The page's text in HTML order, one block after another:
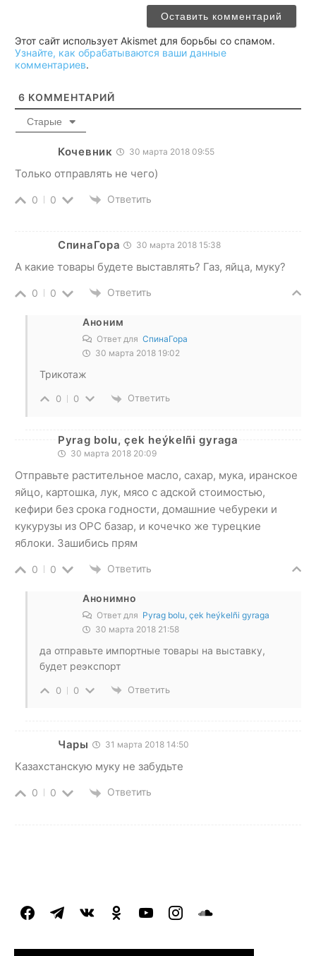
Этот сайт использует Akismet для борьбы со спамом.
Узнайте, как обрабатываются ваши данные
комментариев.
6 КОММЕНТАРИЙ
Старые
Кочевник 30 марта 2018 09:55
Только отправлять не чего)
0 0 Ответить
СпинаГора 30 марта 2018 15:38
А какие товары будете выставлять? Газ, яйца, муку?
0 0 Ответить
Аноним
Ответ для СпинаГора
30 марта 2018 19:02
Трикотаж
0 0 Ответить
Pyrag bolu, çek heýkelñi gyraga
30 марта 2018 20:09
Отправьте растительное масло, сахар, мука, иранское
яйцо, картошка, лук, мясо с адской стоимостью,
кефири без срока годности, домашние чебуреки и
кукурузы из ОРС базар, и кочечко же турецкие
яблоки. Зашибись прям
0 0 Ответить
Анонимно
Ответ для Pyrag bolu, çek heýkelñi gyraga
30 марта 2018 21:58
да отправьте импортные товары на выставку,
будет реэкспорт
0 0 Ответить
Чары 31 марта 2018 14:50
Казахстанскую муку не забудьте
0 0 Ответить
facebooktelegramvkontakteodnoklassniki
youtubeinstagramsoundcloud